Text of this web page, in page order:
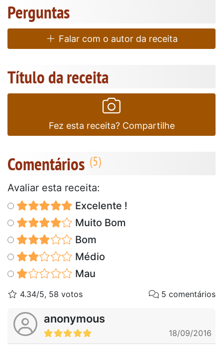
Perguntas
Falar com o autor da receita
Título da receita
Fez esta receita? Compartilhe
Comentários
Avaliar esta receita:
Excelente !
Muito Bom
Bom
Médio
Mau
4.34/5, 58 votos 5 comentários
anonymous
18/09/2016